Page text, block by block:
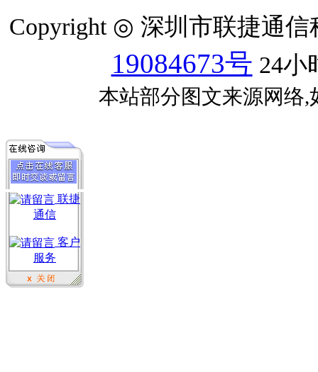
Copyright ◎ 深圳市联捷通
19084673号 24小
本站部分图文来源网络
联捷
通信
客户
服务